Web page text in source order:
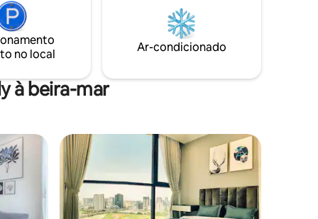
do
táxi.
caminhada e uma academia totalmente
equipada. A região é animada, mas
tranquila, perfeita para viajantes a
trabalho e a lazer.
no local
Ar-condicionado
à beira-mar